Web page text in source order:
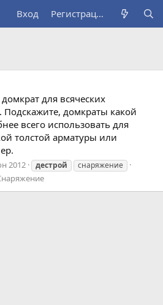
Вход Регистрация
для всяческих
Подскажите, домкраты какой
всего использовать для
толстой арматуры или
2012 дестрой снаряжение